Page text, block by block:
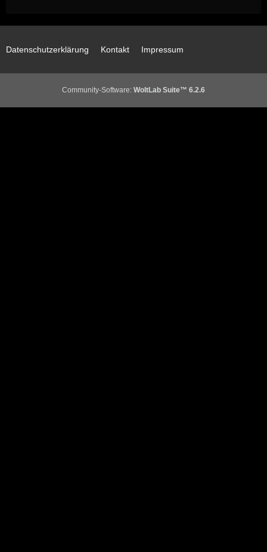
Datenschutzerklärung Kontakt Impressum
Community-Software: WoltLab Suite™ 6.2.6